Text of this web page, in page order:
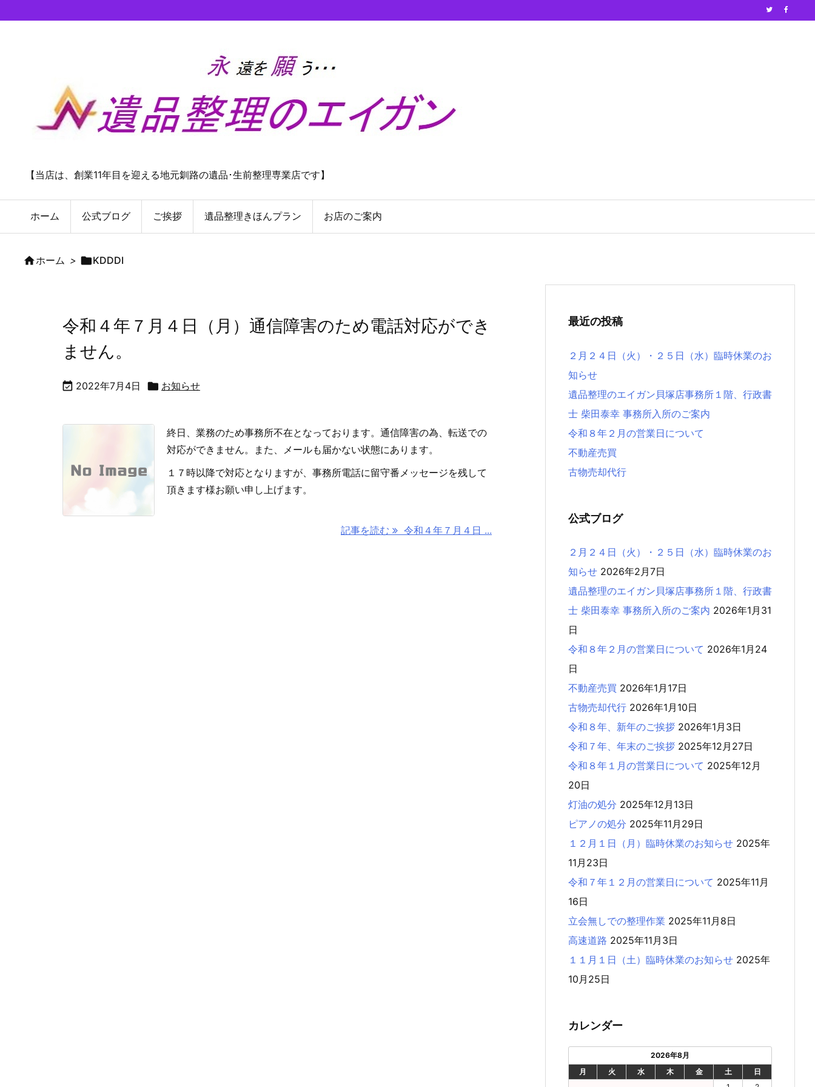
【当店は、創業11年目を迎える地元釧路の遺品･生前整理専業店です】
ホーム 公式ブログ ご挨拶 遺品整理きほんプラン お店のご案内
ホーム > KDDDI
令和４年７月４日（月）通信障害のため電話対応ができ
ません。
 2022年7月4日  お知らせ
終日、業務のため事務所不在となっております。通信障害の為、転送での
対応ができません。また、メールも届かない状態にあります。
１７時以降で対応となりますが、事務所電話に留守番メッセージを残して
頂きます様お願い申し上げます。
記事を読む 令和４年７月４日 ...
最近の投稿
２月２４日（火）・２５日（水）臨時休業のお
知らせ
遺品整理のエイガン貝塚店事務所１階、行政書
士 柴田泰幸 事務所入所のご案内
令和８年２月の営業日について
不動産売買
古物売却代行
公式ブログ
２月２４日（火）・２５日（水）臨時休業のお
知らせ 2026年2月7日
遺品整理のエイガン貝塚店事務所１階、行政書
士 柴田泰幸 事務所入所のご案内 2026年1月31
日
令和８年２月の営業日について 2026年1月24
日
不動産売買 2026年1月17日
古物売却代行 2026年1月10日
令和８年、新年のご挨拶 2026年1月3日
令和７年、年末のご挨拶 2025年12月27日
令和８年１月の営業日について 2025年12月
20日
灯油の処分 2025年12月13日
ピアノの処分 2025年11月29日
１２月１日（月）臨時休業のお知らせ 2025年
11月23日
令和７年１２月の営業日について 2025年11月
16日
立会無しでの整理作業 2025年11月8日
高速道路 2025年11月3日
１１月１日（土）臨時休業のお知らせ 2025年
10月25日
カレンダー
2026年8月
月
火 水 木 金 土
日